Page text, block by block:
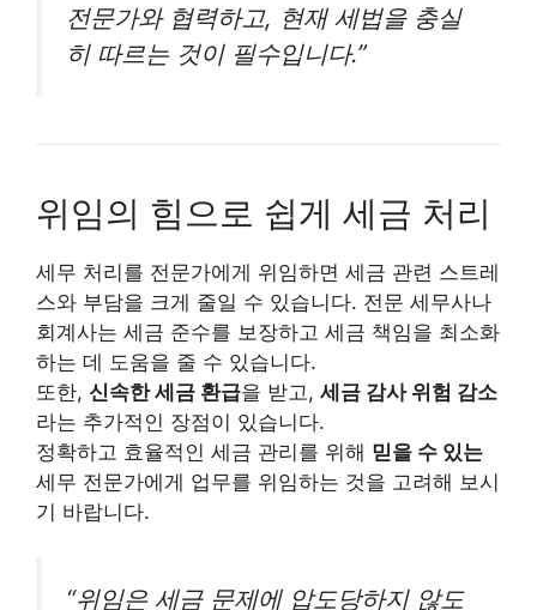
전문가와 협력하고, 현재 세법을 충실
히 따르는 것이 필수입니다.”
위임의 힘으로 쉽게 세금 처리
세무 처리를 전문가에게 위임하면 세금 관련 스트레
스와 부담을 크게 줄일 수 있습니다. 전문 세무사나
회계사는 세금 준수를 보장하고 세금 책임을 최소화
하는 데 도움을 줄 수 있습니다.
또한, 신속한 세금 환급을 받고, 세금 감사 위험 감소
라는 추가적인 장점이 있습니다.
정확하고 효율적인 세금 관리를 위해 믿을 수 있는
세무 전문가에게 업무를 위임하는 것을 고려해 보시
기 바랍니다.
“위임은 세금 문제에 압도당하지 않도